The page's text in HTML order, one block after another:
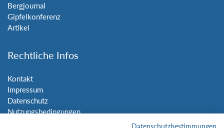
Bergjournal
Gipfelkonferenz
Artikel
Rechtliche Infos
Kontakt
Impressum
Datenschutz
Nutzungsbedingungen
Datenschutzbestimmungen